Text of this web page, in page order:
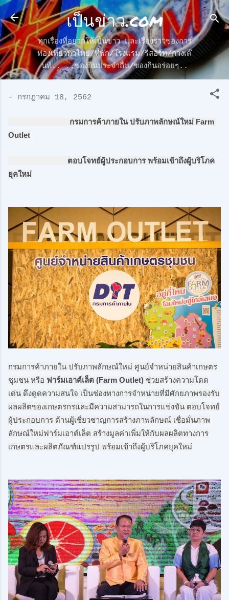
ข้ามไปที่เนื้อหาหลัก
เป็นข่าว.com
ทุกเรื่องที่อยากให้เป็นข่าว และเรื่องราวของการ
ท่องเที่ยวทั่วไทย/ที่พัก/โรงแรม/รีสอร์ท/กางเต๊
นท์.. ..ของกินประจำถื่น/ของกินอร่อยๆ..
- กรกฎาคม 18, 2562
     กรมการค้าภายใน ปรับภาพลักษณ์ใหม่ Farm
Outlet
ยุคใหม่
กรมการค้าภายใน ปรับภาพลักษณ์ใหม่ ศูนย์จำหน่ายสินค้าเกษตร
ชุมชน หรือ ฟาร์มเอาต์เล็ต (Farm Outlet) ช่วยสร้างความโดด
เด่น ดึงดูดความสนใจ เป็นช่องทางการจำหน่ายที่มีศักยภาพรองรับ
ผลผลิตของเกษตรกรและมีความสามารถในการแข่งขัน ตอบโจทย์
ผู้ประกอบการ ด้านผู้เชี่ยวชาญการสร้างภาพลักษณ์ เชื่อมั่นภาพ
ลักษณ์ใหม่ฟาร์มเอาต์เล็ต สร้างมูลค่าเพิ่มให้กับผลผลิตทางการ
เกษตรและผลิตภัณฑ์แปรรูป พร้อมเข้าถึงผู้บริโภคยุคใหม่